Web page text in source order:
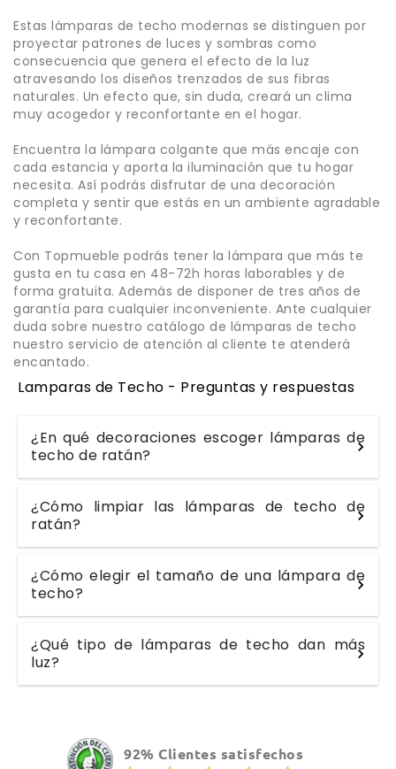
Estas lámparas de techo modernas se distinguen por
proyectar patrones de luces y sombras como
consecuencia que genera el efecto de la luz
atravesando los diseños trenzados de sus fibras
naturales. Un efecto que, sin duda, creará un clima
muy acogedor y reconfortante en el hogar.
Encuentra la lámpara colgante que más encaje con
cada estancia y aporta la iluminación que tu hogar
necesita. Así podrás disfrutar de una decoración
completa y sentir que estás en un ambiente agradable
y reconfortante.
Con Topmueble podrás tener la lámpara que más te
gusta en tu casa en 48-72h horas laborables y de
forma gratuita. Además de disponer de tres años de
garantía para cualquier inconveniente. Ante cualquier
duda sobre nuestro catálogo de lámparas de techo
nuestro servicio de atención al cliente te atenderá
encantado.
Lamparas de Techo - Preguntas y respuestas
¿En qué decoraciones escoger lámparas de
techo de ratán?
¿Cómo limpiar las lámparas de techo de
ratán?
¿Cómo elegir el tamaño de una lámpara de
techo?
¿Qué tipo de lámparas de techo dan más
luz?
92% Clientes satisfechos